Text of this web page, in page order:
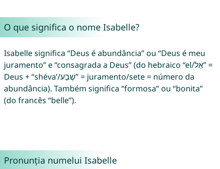
O que significa o nome Isabelle?
Isabelle significa “Deus é abundância” ou “Deus é meu
juramento” e “consagrada a Deus” (do hebraico “el/אֵל” =
Deus + “shéva’/שֶׁבַע” = juramento/sete = número da
abundância). Também significa “formosa” ou “bonita”
(do francês “belle”).
Pronunția numelui Isabelle